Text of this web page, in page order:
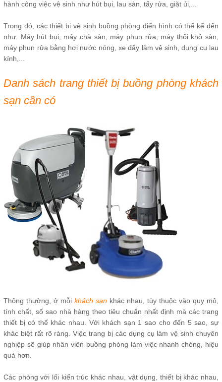
hành công việc vệ sinh như hút bụi, lau sàn, tẩy rửa, giặt ủi,...
Trong đó, các thiết bị vệ sinh buồng phòng điển hình có thể kể đến
như: Máy hút bụi, máy chà sàn, máy phun rửa, máy thổi khô sàn,
máy phun rửa bằng hơi nước nóng, xe đẩy làm vệ sinh, dụng cụ lau
kính,...
Danh sách trang thiết bị buồng phòng khách
sạn cần có
Thông thường, ở mỗi khách sạn khác nhau, tùy thuộc vào quy mô,
tính chất, số sao nhà hàng theo tiêu chuẩn nhất định mà các trang
thiết bị có thể khác nhau. Với khách sạn 1 sao cho đến 5 sao, sự
khác biệt rất rõ ràng. Việc trang bị các dụng cụ làm vệ sinh chuyên
nghiệp sẽ giúp nhân viên buồng phòng làm việc nhanh chóng, hiệu
quả hơn.
Các phòng với lối kiến trúc khác nhau, vật dụng, thiết bị khác nhau,